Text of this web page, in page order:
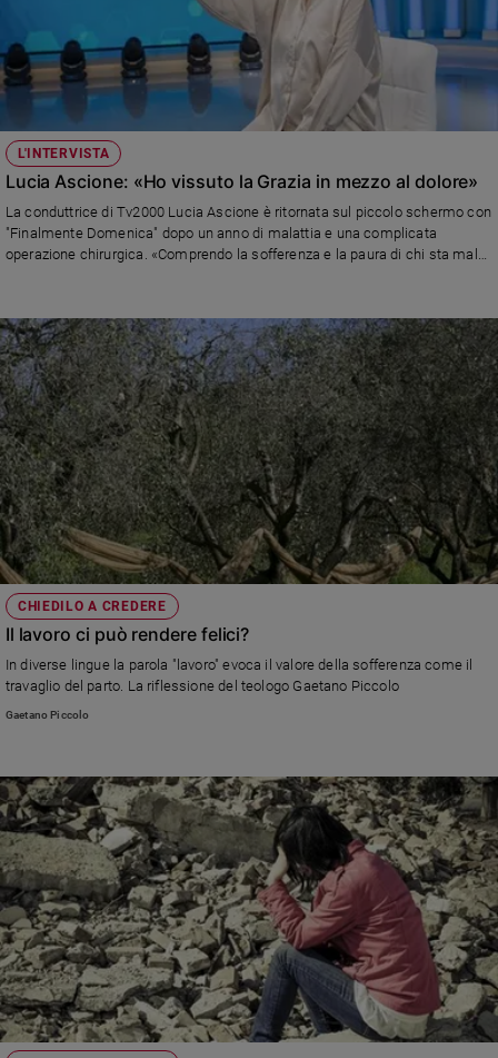
L'INTERVISTA
Lucia Ascione: «Ho vissuto la Grazia in mezzo al dolore»
La conduttrice di Tv2000 Lucia Ascione è ritornata sul piccolo schermo con
"Finalmente Domenica" dopo un anno di malattia e una complicata
operazione chirurgica. «Comprendo la sofferenza e la paura di chi sta male
CHIEDILO A CREDERE
Il lavoro ci può rendere felici?
In diverse lingue la parola "lavoro" evoca il valore della sofferenza come il
travaglio del parto. La riflessione del teologo Gaetano Piccolo
Gaetano Piccolo